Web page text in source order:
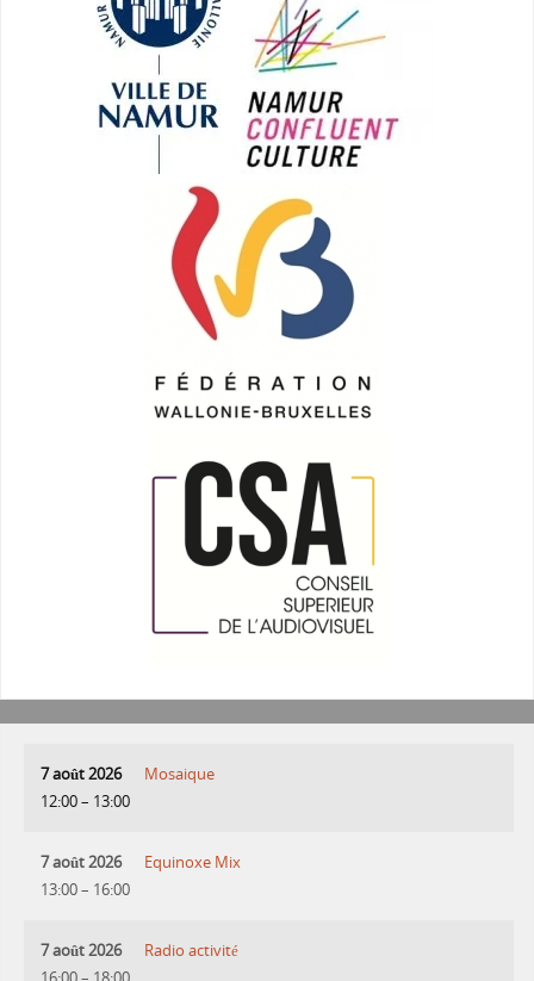
7 août 2026
12:00– 13:00
Mosaique
7 août 2026
13:00– 16:00
Equinoxe Mix
7 août 2026
Radio activité